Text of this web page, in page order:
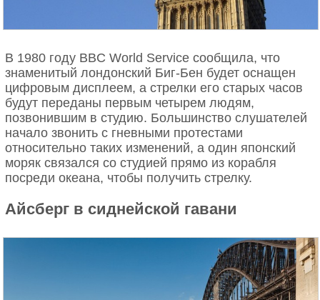
В 1980 году BBC World Service сообщила, что
знаменитый лондонский Биг-Бен будет оснащен
цифровым дисплеем, а стрелки его старых часов
будут переданы первым четырем людям,
позвонившим в студию. Большинство слушателей
начало звонить с гневными протестами
относительно таких изменений, а один японский
моряк связался со студией прямо из корабля
посреди океана, чтобы получить стрелку.
Айсберг в сиднейской гавани